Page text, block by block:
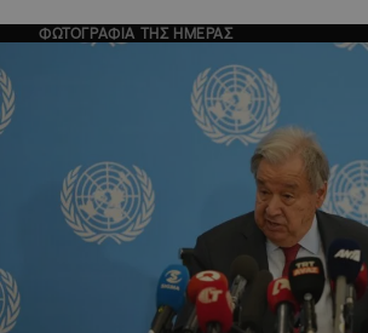
ΦΩΤΟΓΡΑΦΙΑ ΤΗΣ ΗΜΕΡΑΣ